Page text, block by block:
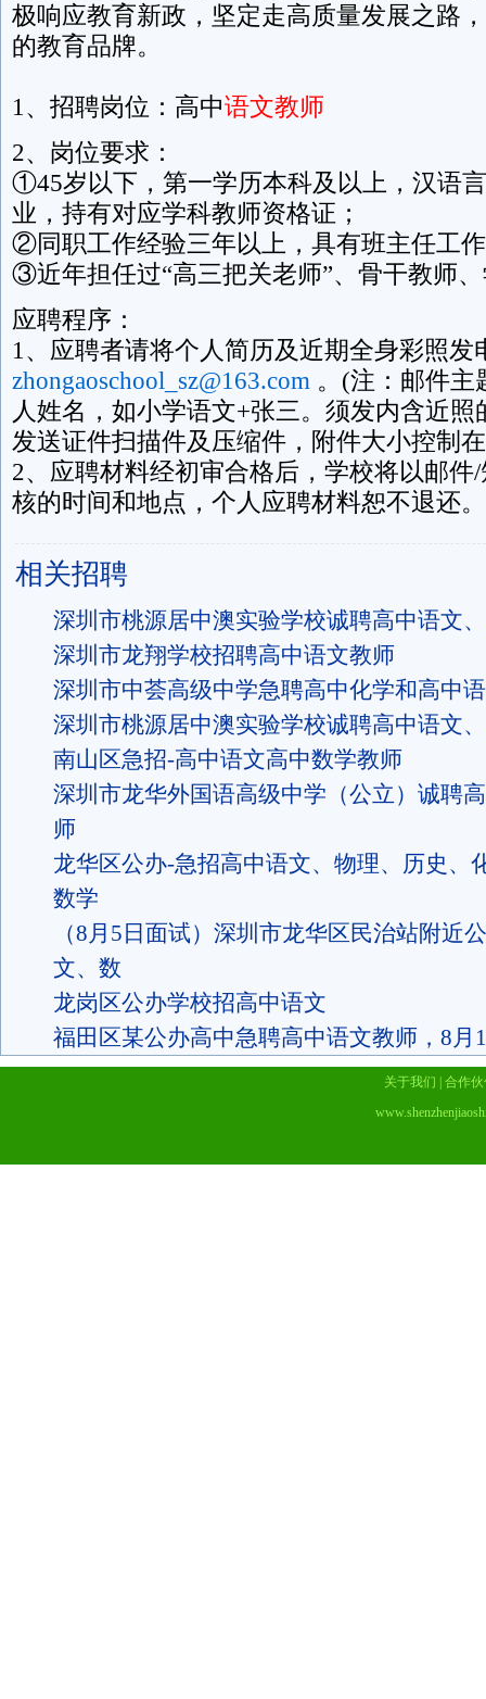
极响应教育新政，坚定走高质量发展之路
的教育品牌。
1、招聘岗位：高中语文教师
2、岗位要求：
①45岁以下，第一学历本科及以上，汉语
业，持有对应学科教师资格证；
②同职工作经验三年以上，具有班主任工
③近年担任过“高三把关老师”、骨干教师
应聘程序：
1、应聘者请将个人简历及近期全身彩照发
zhongaoschool_sz@163.com 。(注：邮件主
人姓名，如小学语文+张三。须发内含近
发送证件扫描件及压缩件，附件大小控制
2、应聘材料经初审合格后，学校将以邮件
核的时间和地点，个人应聘材料恕不退还。
相关招聘
深圳市桃源居中澳实验学校诚聘高中语文
深圳市龙翔学校招聘高中语文教师
深圳市中荟高级中学急聘高中化学和高中
深圳市桃源居中澳实验学校诚聘高中语文
南山区急招-高中语文高中数学教师
深圳市龙华外国语高级中学（公立）诚聘
师
龙华区公办-急招高中语文、物理、历史、
数学
（8月5日面试）深圳市龙华区民治站附近
文、数
龙岗区公办学校招高中语文
福田区某公办高中急聘高中语文教师，8月
关于我们
合作